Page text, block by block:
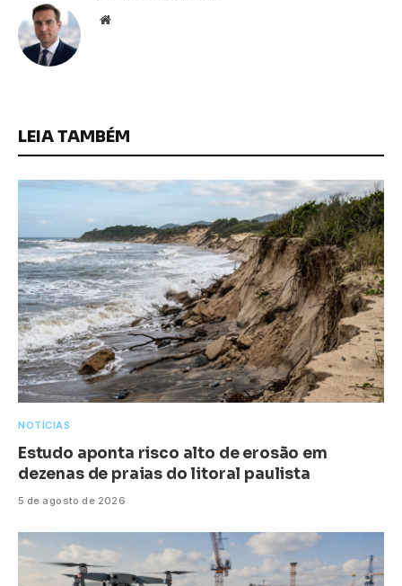
Website
LEIA TAMBÉM
NOTÍCIAS
Estudo aponta risco alto de erosão em
dezenas de praias do litoral paulista
5 de agosto de 2026